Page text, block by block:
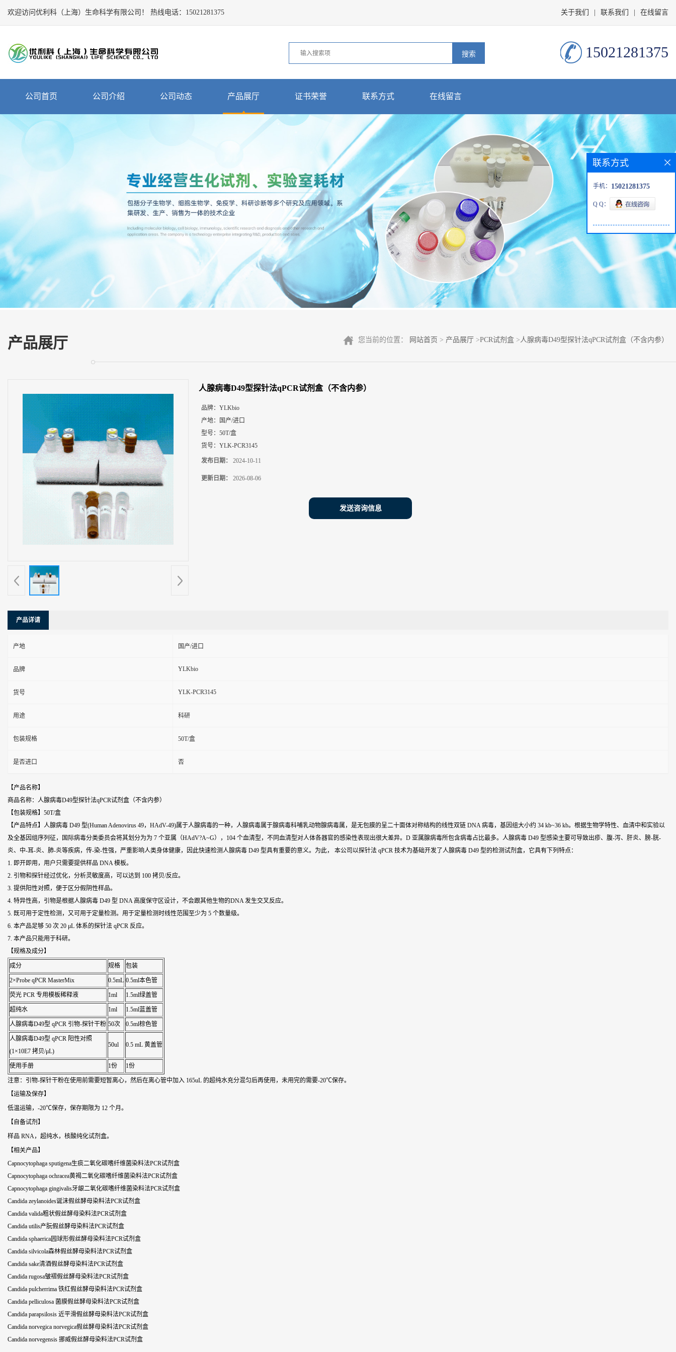
欢迎访问优利科（上海）生命科学有限公司！ 热线电话： 15021281375 关于我们 联系我们 在线留言
15021281375
Close
司
首
介
绍
证
书
荣
誉
方
式
公司首页 公司介绍 公司动态 产品展厅 证书荣誉 联系方式 在线留言
产品展厅 您当前的位置： 网站首页 > 产品展厅 >PCR试剂盒 >人腺病毒D49型探针法qPCR试剂盒（不含内参）
人腺病毒D49型探针法qPCR试剂盒（不含内参）
品牌： YLKbio
产地：
国产/进口
型号： 50T/盒
货号： YLK-PCR3145
发布日期： 2024-10-11
更新日期： 2026-08-06
发送咨询信息
产品详请
产地 国产/进口
品牌 YLKbio
货号 YLK-PCR3145
用途 科研
包装规格 50T/盒
是否进口 否
【产品名称】
商品名称：人腺病毒D49型探针法qPCR试剂盒（不含内参）
【包装规格】50T/盒
【产品特点】人腺病毒 D49 型(Human Adenovirus 49，HAdV-49)属于人腺病毒的一种，人腺病毒属于腺病毒科哺乳动物腺病毒属，是无包膜的呈二十面体对称结构的线性双链 DNA 病毒，基因组大小约 34 kb~36 kb。根据生物学特性、血清中和实验以
及全基因组序列征，国际病毒分类委员会将其划分为为 7 个亚属（HAdV?A~G），104 个血清型，不同血清型对人体各器官的感染性表现出很大差异。D 亚属腺病毒所包含病毒占比最多。人腺病毒 D49 型感染主要可导致出疹、腹-泻、肝炎、膀-胱-
炎、中-耳-炎、肺-炎等疾病，传-染-性强，严重影响人类身体健康，因此快速检测人腺病毒 D49 型具有重要的意义。为此， 本公司以探针法 qPCR 技术为基础开发了人腺病毒 D49 型的检测试剂盒，它具有下列特点：
1. 即开即用，用户只需要提供样品 DNA 模板。
2. 引物和探针经过优化，分析灵敏度高，可以达到 100 拷贝/反应。
3. 提供阳性对照，便于区分假阴性样品。
4. 特异性高，引物是根据人腺病毒 D49 型 DNA 高度保守区设计，不会跟其他生物的DNA 发生交叉反应。
5. 既可用于定性检测，又可用于定量检测。用于定量检测时线性范围至少为 5 个数量级。
6. 本产品足够 50 次 20 μL 体系的探针法 qPCR 反应。
7. 本产品只能用于科研。
【规格及成分】
成分 规格 包装
2×Probe qPCR MasterMix 0.5mL 0.5ml本色管
荧光 PCR 专用模板稀释液 1ml 1.5ml绿盖管
超纯水 1ml 1.5ml蓝盖管
人腺病毒D49型 qPCR 引物-探针干粉 50次 0.5ml棕色管
人腺病毒D49型 qPCR 阳性对照
(1×10E7 拷贝/μL)
50ul 0.5 mL 黄盖管
使用手册 1份 1份
注意：引物-探针干粉在使用前需要短暂离心，然后在离心管中加入 165uL 的超纯水充分混匀后再使用，未用完的需要-20℃保存。
【运输及保存】
低温运输，-20℃保存，保存期限为 12 个月。
【自备试剂】
样品 RNA，超纯水，核酸纯化试剂盒。
【相关产品】
Capnocytophaga sputigena生痰二氧化碳嗜纤维菌染料法PCR试剂盒
Capnocytophaga ochracea黄褐二氧化碳嗜纤维菌染料法PCR试剂盒
Capnocytophaga gingivalis牙龈二氧化碳嗜纤维菌染料法PCR试剂盒
Candida zeylanoides诞沫假丝酵母染料法PCR试剂盒
Candida valida粗状假丝酵母染料法PCR试剂盒
Candida utilis产朊假丝酵母染料法PCR试剂盒
Candida sphaerica园球形假丝酵母染料法PCR试剂盒
Candida silvicola森林假丝酵母染料法PCR试剂盒
Candida sake清酒假丝酵母染料法PCR试剂盒
Candida rugosa皱褶假丝酵母染料法PCR试剂盒
Candida pulcherrima 铁红假丝酵母染料法PCR试剂盒
Candida pelliculosa 菌膜假丝酵母染料法PCR试剂盒
Candida parapsilosis 近平滑假丝酵母染料法PCR试剂盒
Candida norvegica norvegica假丝酵母染料法PCR试剂盒
Candida norvegensis 挪威假丝酵母染料法PCR试剂盒
联系方式
手机： 15021281375
Q Q：